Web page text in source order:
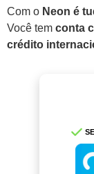
Com o Neon é
Você tem conta
crédito